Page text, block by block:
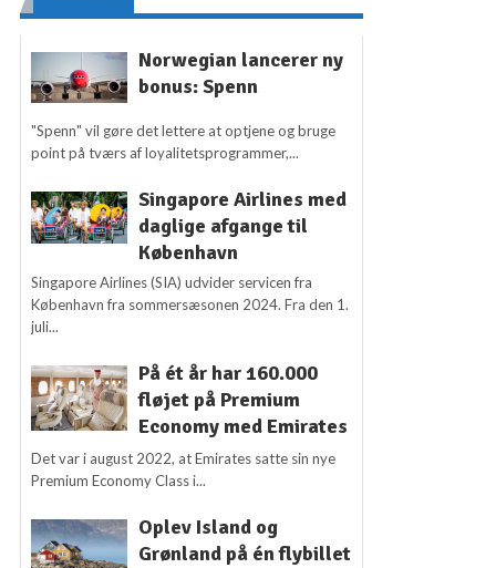
Norwegian lancerer ny
bonus: Spenn
"Spenn" vil gøre det lettere at optjene og bruge
point på tværs af loyalitetsprogrammer,...
Singapore Airlines med
daglige afgange til
København
Singapore Airlines (SIA) udvider servicen fra
København fra sommersæsonen 2024. Fra den 1.
juli...
På ét år har 160.000
fløjet på Premium
Economy med Emirates
Det var i august 2022, at Emirates satte sin nye
Premium Economy Class i...
Oplev Island og
Grønland på én flybillet